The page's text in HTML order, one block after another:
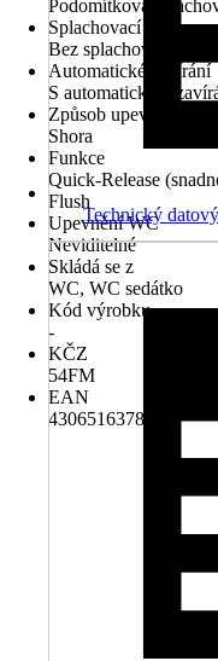
Podomítková
Splachovací kruh
Bez splachovacího
Automatické zavírání
S automatickým
Způsob upevnění WC
Shora
Funkce
Quick-Release
Flush
Upevnění WC
Neviditelné
Skládá se z
WC, WC sedátko
Kód výrobku
-
KČZ
54FM
EAN
4306516378241
Technický